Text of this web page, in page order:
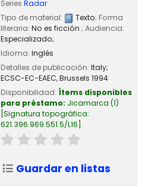
Series Radar
Tipo de material:
Texto; Forma
literaria: No es ficción ; Audiencia:
Especializado;
Idioma: Inglés
Detalles de publicación: Italy;
ECSC-EC-EAEC, Brussels 1994
Disponibilidad: Ítems disponibles
para préstamo: Jicamarca (1)
Signatura topográfica:
621.396.969.551.5/L16 .
Guardar en listas